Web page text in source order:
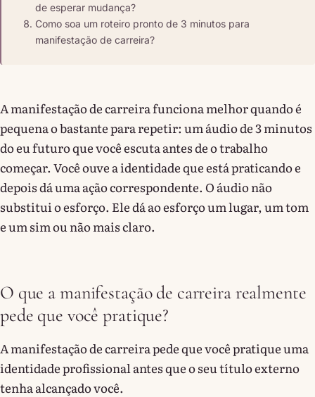
de esperar mudança?
Como soa um roteiro pronto de 3 minutos para
manifestação de carreira?
A manifestação de carreira funciona melhor quando é
pequena o bastante para repetir: um áudio de 3 minutos
do eu futuro que você escuta antes de o trabalho
começar. Você ouve a identidade que está praticando e
depois dá uma ação correspondente. O áudio não
substitui o esforço. Ele dá ao esforço um lugar, um tom
e um sim ou não mais claro.
O que a manifestação de carreira realmente
pede que você pratique?
A manifestação de carreira pede que você pratique uma
identidade profissional antes que o seu título externo
tenha alcançado você.